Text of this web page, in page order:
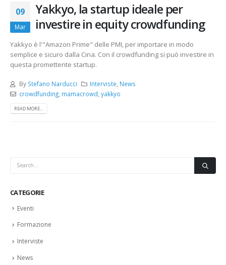
09
Mar
Yakkyo, la startup ideale per
investire in equity crowdfunding
Yakkyo è l'"Amazon Prime" delle PMI, per importare in modo
semplice e sicuro dalla Cina. Con il crowdfunding si può investire in
questa promettente startup.
By Stefano Narducci Interviste News
crowdfunding, mamacrowd yakkyo
READ MORE...
CATEGORIE
Eventi
Formazione
Interviste
News